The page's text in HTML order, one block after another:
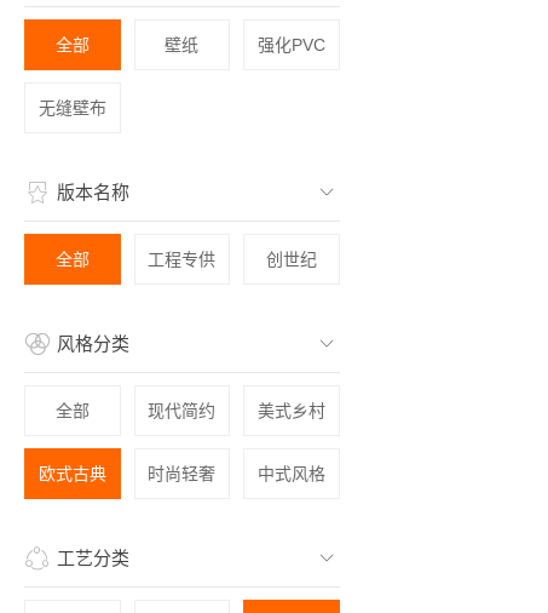
全部 壁纸 强化PVC
无缝壁布
版本名称
全部 工程专供 创世纪
风格分类
全部 现代简约 美式乡村
欧式古典 时尚轻奢 中式风格
工艺分类